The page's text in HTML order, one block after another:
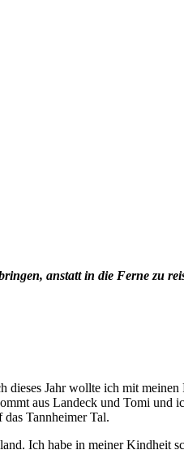
anstatt in die Ferne zu
Jahr wollte ich mit
aus Landeck und Tomi und
Tannheimer Tal.
Ich habe in meiner Kindheit